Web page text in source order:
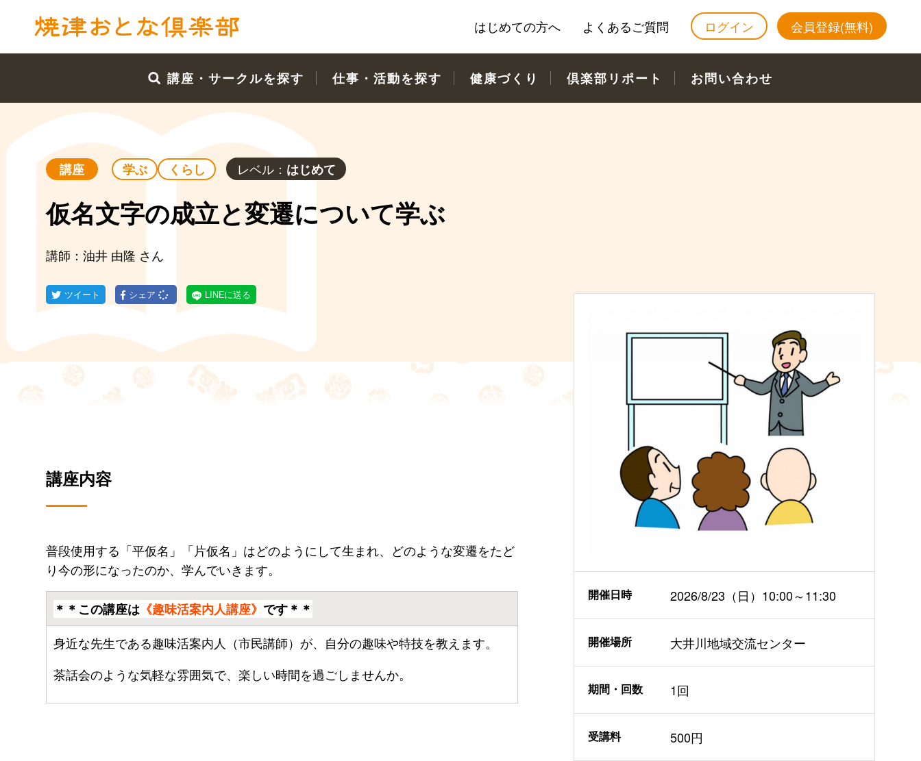
はじめての方へ よくあるご質問 ログイン 会員登録(無料)
講座・サークルを探す 仕事・活動を探す 健康づくり 倶楽部リポート お問い合わせ
講座 学ぶ くらし レベル： はじめて
仮名文字の成立と変遷について学ぶ
講師：油井 由隆 さん
ツイート シェア LINEに送る
講座内容
普段使用する「平仮名」「片仮名」はどのようにして生まれ、どのような変遷をたど
り今の形になったのか、学んでいきます。
＊＊この講座は 《趣味活案内人講座》 です＊＊
身近な先生である趣味活案内人（市民講師）が、自分の趣味や特技を教えます。
茶話会のような気軽な雰囲気で、楽しい時間を過ごしませんか。
開催日時 2026/8/23（日）10:00～11:30
開催場所 大井川地域交流センター
期間・回数 1回
受講料 500円